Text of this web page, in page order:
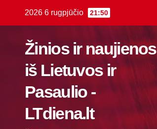
2026 6 rugpjūčio 21:50
Žinios ir naujienos
iš Lietuvos ir
Pasaulio -
LTdiena.lt